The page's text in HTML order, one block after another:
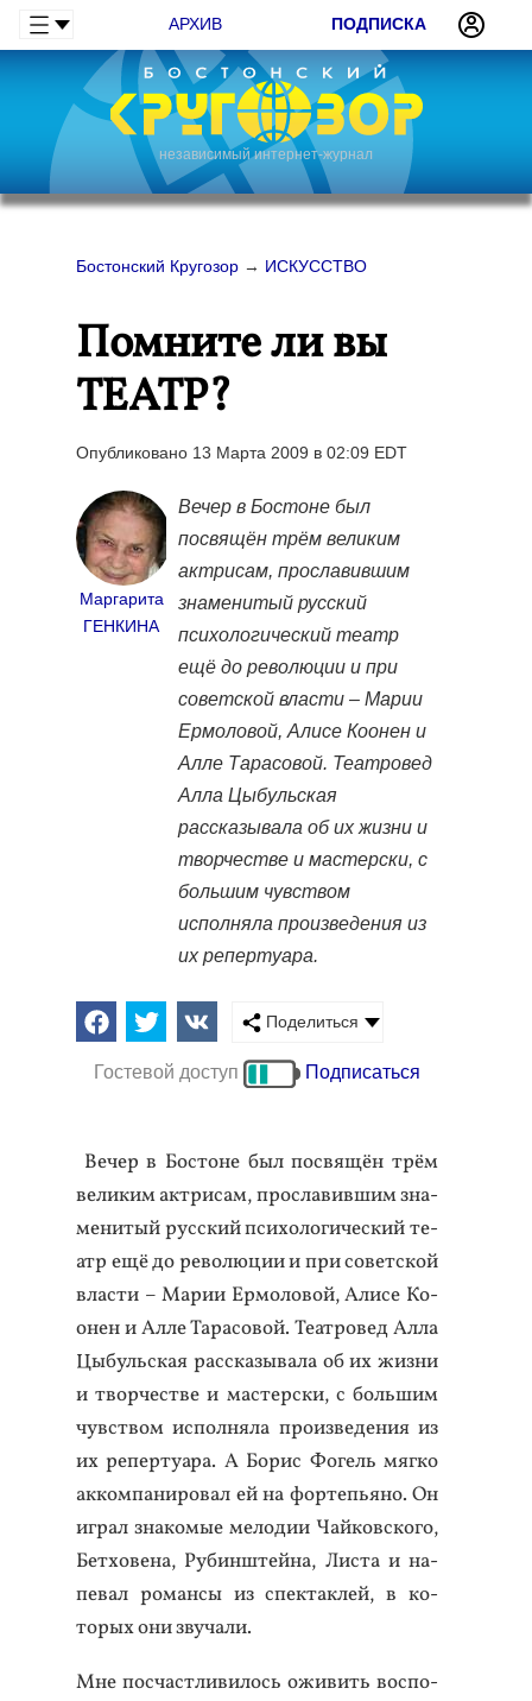
АРХИВ ПОДПИСКА
независимый интернет-журнал
Бостонский Кругозор → ИСКУССТВО
Помните ли вы
ТЕАТР?
Опубликовано 13 Марта 2009 в 02:09 EDT
Маргарита
ГЕНКИНА
Вечер в Бостоне был
посвящён трём великим
актрисам, прославившим
знаменитый русский
психологический театр
ещё до революции и при
советской власти – Марии
Ермоловой, Алисе Коонен и
Алле Тарасовой. Театровед
Алла Цыбульская
рассказывала об их жизни и
творчестве и мастерски, с
большим чувством
исполняла произведения из
их репертуара.
Поделиться
Гостевой доступ Подписаться
Ве­чер в Бос­то­не был пос­вя­щён трём
ве­ликим ак­три­сам, прос­ла­вив­шим зна­
мени­тый рус­ский пси­холо­гичес­кий те­
атр ещё до ре­волю­ции и при со­вет­ской
влас­ти – Ма­рии Ер­мо­ловой, Али­се Ко­
онен и Ал­ле Та­расо­вой. Те­ат­ро­вед Ал­ла
Цы­буль­ская рас­ска­зыва­ла об их жиз­ни
и твор­чес­тве и мас­тер­ски, с боль­шим
чувс­твом ис­полня­ла про­из­ве­дения из
их ре­пер­ту­ара. А Бо­рис Фо­гель мяг­ко
ак­компа­ниро­вал ей на фор­тепь­яно. Он
иг­рал зна­комые ме­лодии Чай­ков­ско­го,
Бет­хо­вена, Ру­бин­штей­на, Лис­та и на­
певал ро­ман­сы из спек­таклей, в ко­
торых они зву­чали.
Мне пос­час­тли­вилось ожи­вить вос­по­